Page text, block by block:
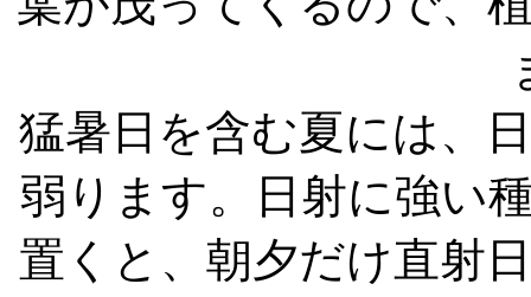
猛暑日を含む夏には、
弱ります。日射に強い
置くと、朝夕だけ直射